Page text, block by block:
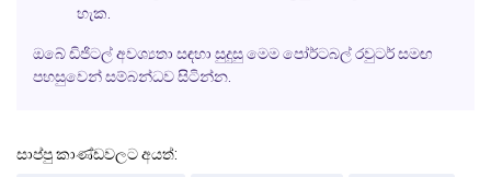
හැක.
ඔබේ ඩිජිටල් අවශ්‍යතා සඳහා සුදුසු මෙම පෝර්ටබල් රවුටර් සමඟ
පහසුවෙන් සම්බන්ධව සිටින්න.
සාප්පු කාණ්ඩවලට අයත්: